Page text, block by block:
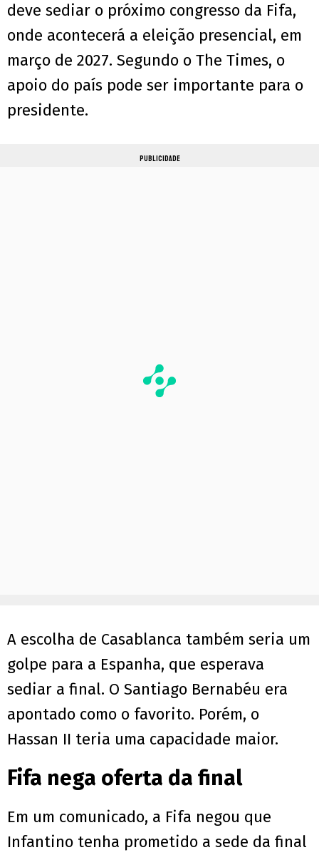
deve sediar o próximo congresso da Fifa,
onde acontecerá a eleição presencial, em
março de 2027. Segundo o The Times, o
apoio do país pode ser importante para o
presidente.
PUBLICIDADE
A escolha de Casablanca também seria um
golpe para a Espanha, que esperava
sediar a final. O Santiago Bernabéu era
apontado como o favorito. Porém, o
Hassan II teria uma capacidade maior.
Fifa nega oferta da final
Em um comunicado, a Fifa negou que
Infantino tenha prometido a sede da final